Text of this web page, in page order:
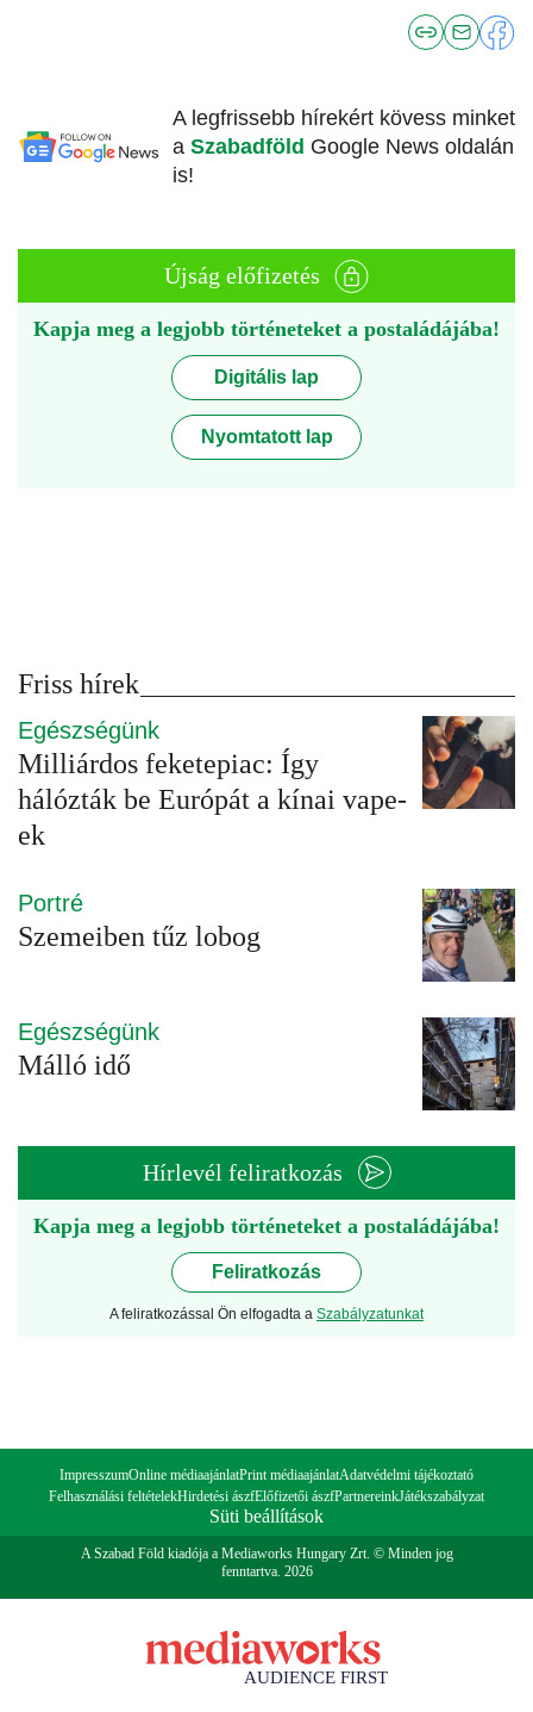
A legfrissebb hírekért kövess minket
a Szabadföld Google News oldalán
is!
Újság előfizetés
Kapja meg a legjobb történeteket a postaládájába!
Digitális lap
Nyomtatott lap
Friss hírek
Egészségünk
Milliárdos feketepiac: Így
hálózták be Európát a kínai vape-
ek
Portré
Szemeiben tűz lobog
Egészségünk
Málló idő
Hírlevél feliratkozás
Kapja meg a legjobb történeteket a postaládájába!
Feliratkozás
A feliratkozással Ön elfogadta a Szabályzatunkat
ImpresszumOnline médiaajánlatPrint médiaajánlatAdatvédelmi tájékoztató
Felhasználási feltételekHirdetési ászfElőfizetői ászfPartnereinkJátékszabályzat
Süti beállítások
A Szabad Föld kiadója a Mediaworks Hungary Zrt. © Minden jog
fenntartva. 2026